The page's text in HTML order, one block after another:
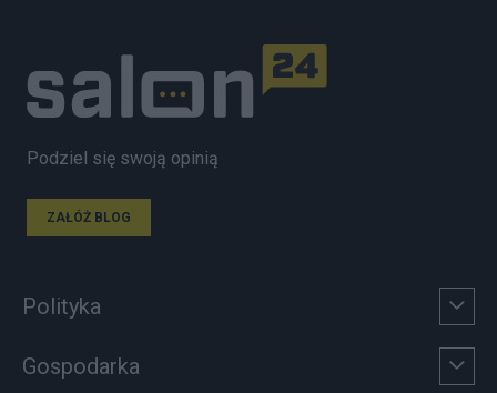
Podziel się swoją opinią
ZAŁÓŻ BLOG
Polityka
Gospodarka